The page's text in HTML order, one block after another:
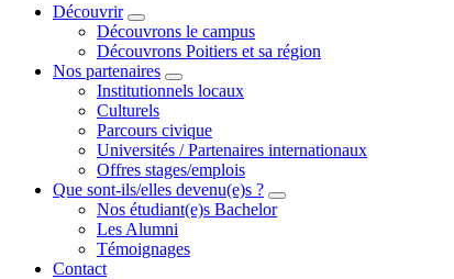
Poitiers presente !
Découvrir
Découvrons le campus
Découvrons Poitiers et sa région
Nos partenaires
Institutionnels locaux
Culturels
Parcours civique
Universités / Partenaires internationaux
Offres stages/emplois
Que sont-ils/elles devenu(e)s ?
Nos étudiant(e)s Bachelor
Les Alumni
Témoignages
Contact